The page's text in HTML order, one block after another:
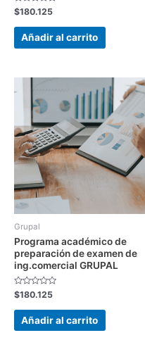
Valorado
con
0
$180.125
Añadir al carrito
Grupal
Programa académico de
preparación de examen de
ing.comercial GRUPAL
Valorado
con
0
$180.125
Añadir al carrito